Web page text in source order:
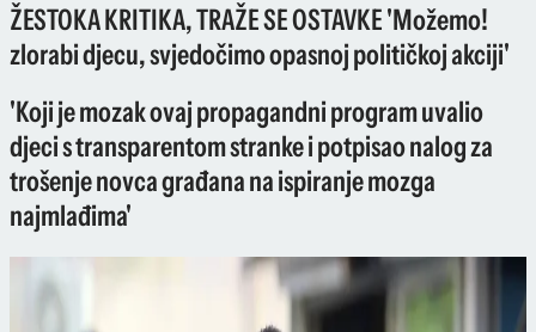
ŽESTOKA KRITIKA, TRAŽE SE OSTAVKE 'Možemo!
zlorabi djecu, svjedočimo opasnoj političkoj akciji'
'Koji je mozak ovaj propagandni program uvalio
djeci s transparentom stranke i potpisao nalog za
trošenje novca građana na ispiranje mozga
najmlađima'